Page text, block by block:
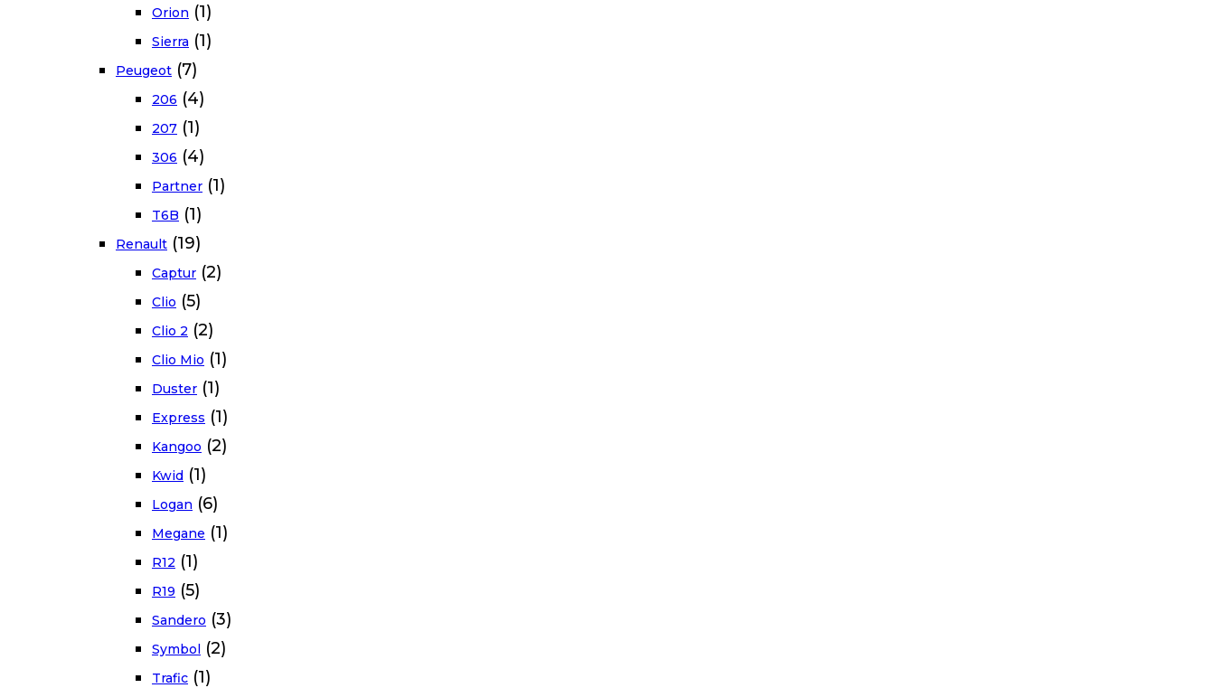
Orion (1)
Sierra (1)
Peugeot (7)
206 (4)
207 (1)
306 (4)
Partner (1)
T6B (1)
Renault (19)
Captur (2)
Clio (5)
Clio 2 (2)
Clio Mio (1)
Duster (1)
Express (1)
Kangoo (2)
Kwid (1)
Logan (6)
Megane (1)
R12 (1)
R19 (5)
Sandero (3)
Symbol (2)
Trafic (1)